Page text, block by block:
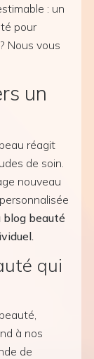
: un
pour
Nous vous
un
réagit
de soin.
nouveau
blog beauté
qui
à nos
de